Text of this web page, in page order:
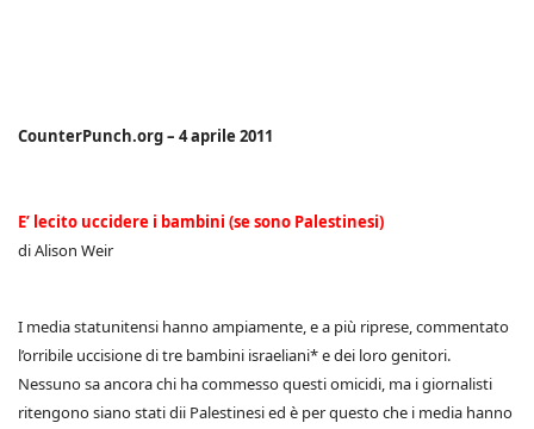
CounterPunch.org – 4 aprile 2011
E’ lecito uccidere i bambini (se sono Palestinesi)
di Alison Weir
I media statunitensi hanno ampiamente, e a più riprese, commentato
l’orribile uccisione di tre bambini israeliani* e dei loro genitori.
Nessuno sa ancora chi ha commesso questi omicidi, ma i giornalisti
ritengono siano stati dii Palestinesi ed è per questo che i media hanno